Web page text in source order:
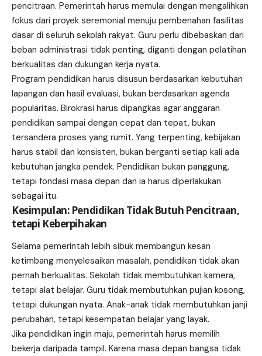
pencitraan. Pemerintah harus memulai dengan mengalihkan
fokus dari proyek seremonial menuju pembenahan fasilitas
dasar di seluruh sekolah rakyat. Guru perlu dibebaskan dari
beban administrasi tidak penting, diganti dengan pelatihan
berkualitas dan dukungan kerja nyata.
Program pendidikan harus disusun berdasarkan kebutuhan
lapangan dan hasil evaluasi, bukan berdasarkan agenda
popularitas. Birokrasi harus dipangkas agar anggaran
pendidikan sampai dengan cepat dan tepat, bukan
tersandera proses yang rumit. Yang terpenting, kebijakan
harus stabil dan konsisten, bukan berganti setiap kali ada
kebutuhan jangka pendek. Pendidikan bukan panggung,
tetapi fondasi masa depan dan ia harus diperlakukan
sebagai itu.
Kesimpulan: Pendidikan Tidak Butuh Pencitraan,
tetapi Keberpihakan
Selama pemerintah lebih sibuk membangun kesan
ketimbang menyelesaikan masalah, pendidikan tidak akan
pernah berkualitas. Sekolah tidak membutuhkan kamera,
tetapi alat belajar. Guru tidak membutuhkan pujian kosong,
tetapi dukungan nyata. Anak-anak tidak membutuhkan janji
perubahan, tetapi kesempatan belajar yang layak.
Jika pendidikan ingin maju, pemerintah harus memilih
bekerja daripada tampil. Karena masa depan bangsa tidak